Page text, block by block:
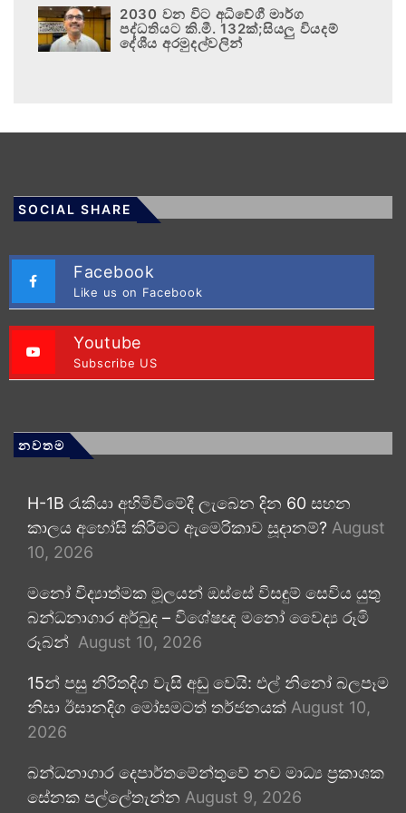
2030 වන විට අධිවේගී මාර්ග
පද්ධතියට කි.මී. 132ක්;සියලු වියදම්
දේශීය අරමුදල්වලින්
SOCIAL SHARE
Facebook
Like us on Facebook
Youtube
Subscribe US
නවතම
H-1B රැකියා අහිමිවීමේදී ලැබෙන දින 60 සහන
කාලය අහෝසි කිරීමට ඇමෙරිකාව සූදානම්? August
10, 2026
මනෝ විද්‍යාත්මක මූලයන් ඔස්සේ විසඳුම් සෙවිය යුතු
බන්ධනාගාර අර්බුද – විශේෂඥ මනෝ වෛද්‍ය රූමි
රූබන් August 10, 2026
15න් පසු නිරිතදිග වැසි අඩු වෙයි: එල් නිනෝ බලපෑම
නිසා ඊසානදිග මෝසමටත් තර්ජනයක් August 10,
2026
බන්ධනාගාර දෙපාර්තමේන්තුවේ නව මාධ්‍ය ප්‍රකාශක
සේනක පල්ලේතැන්න August 9, 2026